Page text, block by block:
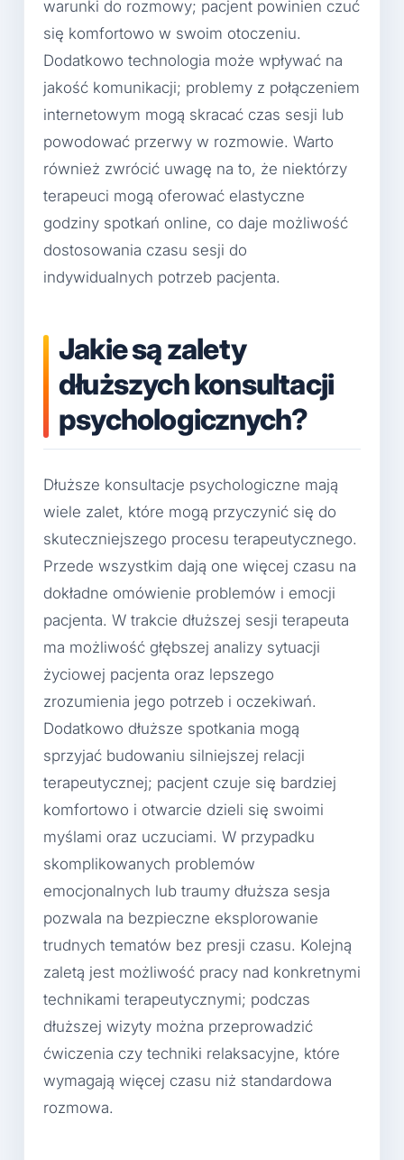
warunki do rozmowy; pacjent powinien czuć
się komfortowo w swoim otoczeniu.
Dodatkowo technologia może wpływać na
jakość komunikacji; problemy z połączeniem
internetowym mogą skracać czas sesji lub
powodować przerwy w rozmowie. Warto
również zwrócić uwagę na to, że niektórzy
terapeuci mogą oferować elastyczne
godziny spotkań online, co daje możliwość
dostosowania czasu sesji do
indywidualnych potrzeb pacjenta.
Jakie są zalety
dłuższych konsultacji
psychologicznych?
Dłuższe konsultacje psychologiczne mają
wiele zalet, które mogą przyczynić się do
skuteczniejszego procesu terapeutycznego.
Przede wszystkim dają one więcej czasu na
dokładne omówienie problemów i emocji
pacjenta. W trakcie dłuższej sesji terapeuta
ma możliwość głębszej analizy sytuacji
życiowej pacjenta oraz lepszego
zrozumienia jego potrzeb i oczekiwań.
Dodatkowo dłuższe spotkania mogą
sprzyjać budowaniu silniejszej relacji
terapeutycznej; pacjent czuje się bardziej
komfortowo i otwarcie dzieli się swoimi
myślami oraz uczuciami. W przypadku
skomplikowanych problemów
emocjonalnych lub traumy dłuższa sesja
pozwala na bezpieczne eksplorowanie
trudnych tematów bez presji czasu. Kolejną
zaletą jest możliwość pracy nad konkretnymi
technikami terapeutycznymi; podczas
dłuższej wizyty można przeprowadzić
ćwiczenia czy techniki relaksacyjne, które
wymagają więcej czasu niż standardowa
rozmowa.